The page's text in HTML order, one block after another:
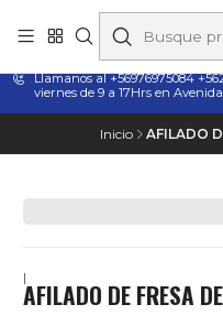
Taladros Magnéticos en
Técnico
Llamanos al +56976975084
viernes de 9 a 17Hrs en
Inicio AFILADO
|
AFILADO DE FRESA